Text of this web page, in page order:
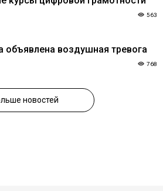
563
объявлена воздушная тревога
768
новостей